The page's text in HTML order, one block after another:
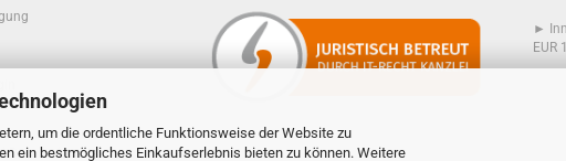
um die ordentliche Funktionsweise der Website zu
ein bestmögliches Einkaufserlebnis bieten zu können. Weitere
Datenschutz
►
EUR